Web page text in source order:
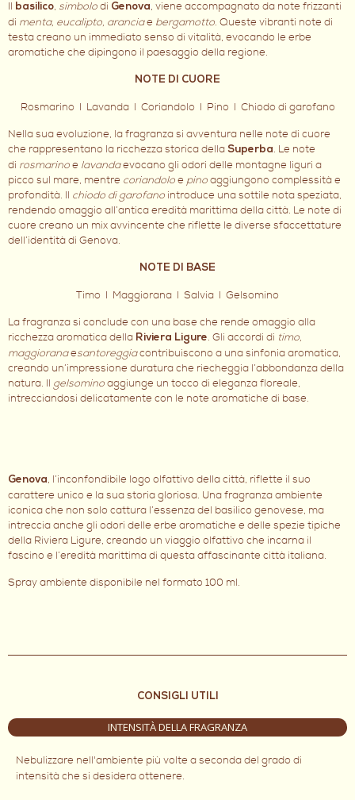
Il basilico, simbolodi Genova, viene accompagnato da note frizzanti
di menta, eucalipto, aranciae bergamotto. Queste vibranti note di
testa creano un immediato senso di vitalità, evocando le erbe
aromatiche che dipingono il paesaggio della regione.
NOTE DI CUORE
Rosmarino I Lavanda I Coriandolo I Pino I Chiodo di garofano
Nella sua evoluzione, la fragranza si avventura nelle note di cuore
che rappresentano la ricchezza storica della Superba. Le note
di rosmarinoe lavandaevocano gli odori delle montagne liguri a
picco sul mare, mentre coriandoloe pinoaggiungono complessità e
profondità. Il chiodo di garofano introduce una sottile nota speziata,
rendendo omaggio all’antica eredità marittima della città. Le note di
cuore creano un mix avvincente che riflette le diverse sfaccettature
dell’identità di Genova.
NOTE DI BASE
Timo I Maggiorana I Salvia I Gelsomino
La fragranza si conclude con una base che rende omaggio alla
ricchezza aromatica della Riviera Ligure. Gli accordi di timo,
maggioranaesantoreggiacontribuiscono a una sinfonia aromatica,
creando un’impressione duratura che riecheggia l’abbondanza della
natura. Il gelsominoaggiunge un tocco di eleganza floreale,
intrecciandosi delicatamente con le note aromatiche di base.
Genova, l’inconfondibile logo olfattivo della città, riflette il suo
carattere unico e la sua storia gloriosa. Una fragranza ambiente
iconica che non solo cattura l’essenza del basilico genovese, ma
intreccia anche gli odori delle erbe aromatiche e delle spezie tipiche
della Riviera Ligure, creando un viaggio olfattivo che incarna il
fascino e l’eredità marittima di questa affascinante città italiana.
Spray ambiente disponibile nel formato 100 ml.
CONSIGLI UTILI
INTENSITÀ DELLA FRAGRANZA
Nebulizzare nell'ambiente più volte a seconda del grado di
intensità che si desidera ottenere.